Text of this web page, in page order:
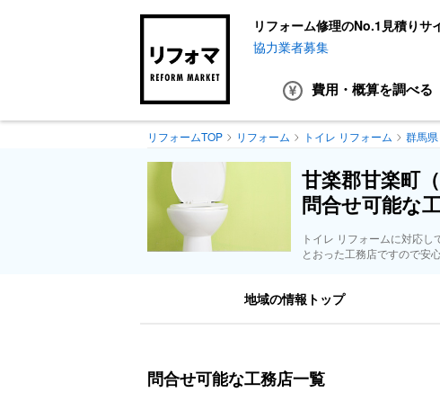
リフォーム修理のNo.1見積りサ
協力業者募集
費用・概算を調べる
リフォームTOP リフォーム トイレ リフォーム 群馬県
甘楽郡甘楽町
問合せ可能な
トイレ リフォームに対応
とおった工務店ですので安
地域の情報トップ
問合せ可能な工務店一覧